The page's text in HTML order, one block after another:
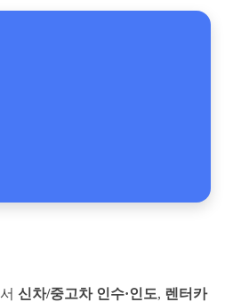
신차/중고차 인수·인도, 렌터카